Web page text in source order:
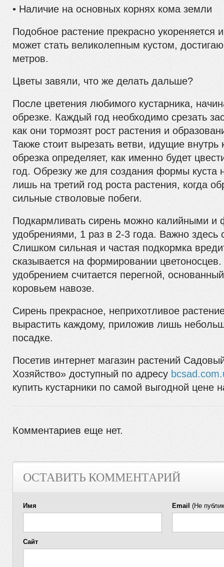
• Наличие на основных корнях кома земли
Подобное растение прекрасно укореняется
может стать великолепным кустом,
метров.
Цветы завяли, что же делать дальше?
После цветения любимого кустарника,
обрезке. Каждый год необходимо срезать
как они тормозят рост растения и
Также стоит вырезать ветви, идущие
обрезка определяет, как именно будет
год. Обрезку же для создания формы куста
лишь на третий год роста растения, когда
сильные стволовые побеги.
Подкармливать сирень можно калийными
удобрениями, 1 раз в 2-3 года. Важно здесь
Слишком сильная и частая подкормка
сказывается на формировании
удобрением считается перегной,
коровьем навозе.
Сирень прекрасное, неприхотливое
вырастить каждому, приложив лишь
посадке.
Посетив интернет магазин растений
Хозяйство» доступный по адресу
купить кустарники по самой выгодной цене
Комментариев еще нет.
ОСТАВИТЬ КОММЕНТАРИЙ
Имя Email (Не
Сайт